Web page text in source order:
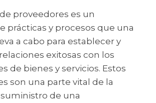
proveedores es un
prácticas y procesos que una
a cabo para establecer y
exitosas con los
de bienes y servicios. Estos
son una parte vital de la
de una